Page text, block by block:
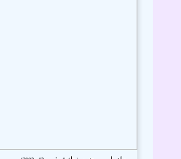
ماھوار سوجهرو (جلد 4، نمبر 42، 2002)